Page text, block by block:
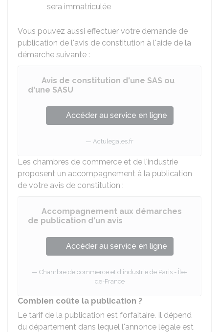
sera immatriculée
Vous pouvez aussi effectuer votre demande de
publication de l'avis de constitution à l'aide de la
démarche suivante :
Avis de constitution d'une SAS ou
d'une SASU
Accéder au service en ligne
Actulegales.fr
Les chambres de commerce et de l'industrie
proposent un accompagnement à la publication
de votre avis de constitution :
Accompagnement aux démarches
de publication d'un avis
Accéder au service en ligne
Chambre de commerce et d'industrie de Paris - Île-
de-France
Combien coûte la publication ?
Le tarif de la publication est forfaitaire. Il dépend
du département dans lequel l'annonce légale est